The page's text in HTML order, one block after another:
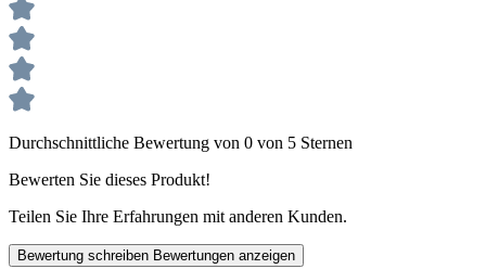
Durchschnittliche Bewertung von 0 von 5 Sternen
Bewerten Sie dieses Produkt!
Teilen Sie Ihre Erfahrungen mit anderen Kunden.
Bewertung schreiben Bewertungen anzeigen